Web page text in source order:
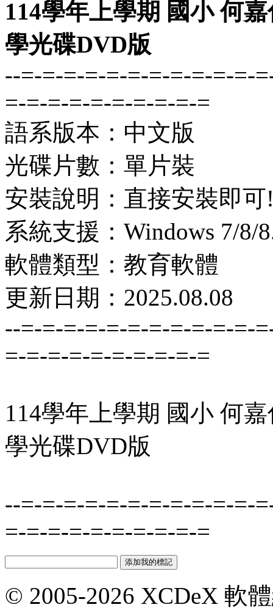
114學年上學期 國小 何
學光碟DVD版
--=-=-=-=-=-=-=-=-=-=-=-
=-=-=-=-=-=-=-=-=-=
語系版本：中文版
光碟片數：單片裝
安裝說明：直接安裝即可
系統支援：Windows 7/8/
軟體類型：教育軟體
更新日期：2025.08.08
--=-=-=-=-=-=-=-=-=-=-=-
=-=-=-=-=-=-=-=-=-=
114學年上學期 國小 何
學光碟DVD版
--=-=-=-=-=-=-=-=-=-=-=-
=-=-=-=-=-=-=-=-=-=
© 2005-2026 XCDeX 軟